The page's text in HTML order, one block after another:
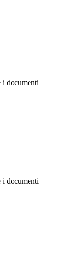
i documenti
i documenti